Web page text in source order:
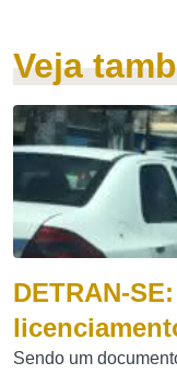
Veja
DETRAN-
Sendo um